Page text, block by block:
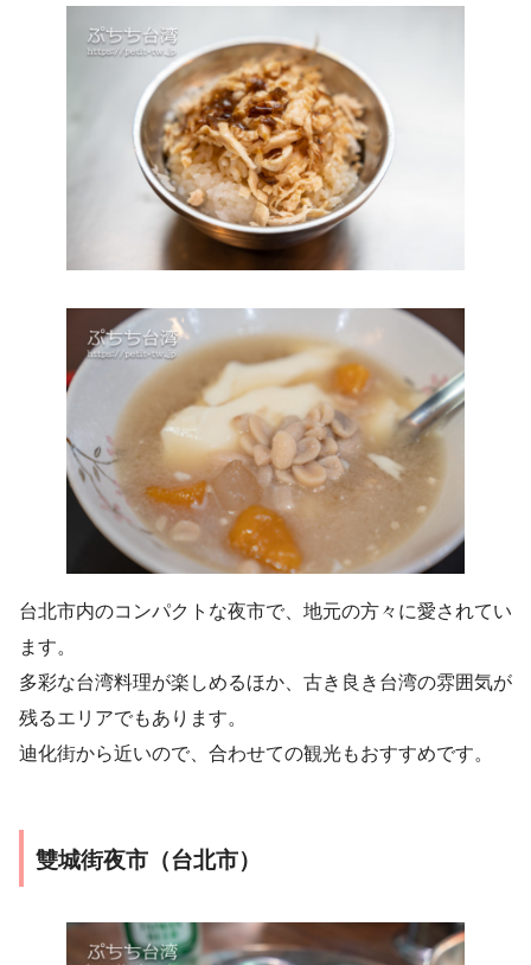
台北市内のコンパクトな夜市で、地元の方々に愛されてい
ます。
多彩な台湾料理が楽しめるほか、古き良き台湾の雰囲気が
残るエリアでもあります。
迪化街から近いので、合わせての観光もおすすめです。
雙城街夜市（台北市）